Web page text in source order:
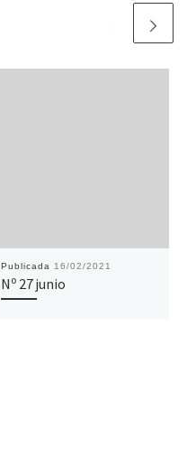
Publicada 16/02/2021
Nº 27 junio